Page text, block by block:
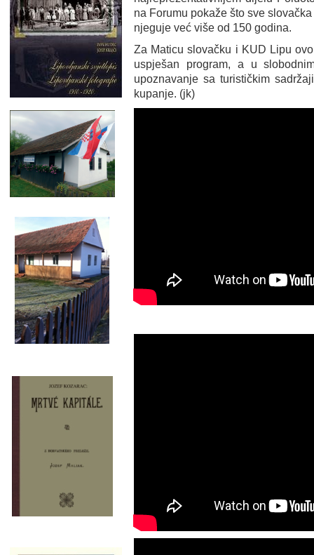
na Forumu pokaže što sve
njeguje već više od 150 godina.
Za Maticu slovačku i KUD Lipu
uspješan program, a u
upoznavanje sa turističkim
kupanje. (jk)